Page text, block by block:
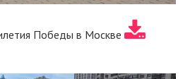
Победы в Москве